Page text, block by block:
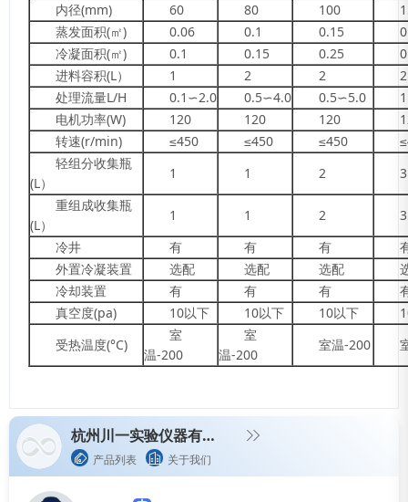
内径(mm)
60 80 100
蒸发面积(㎡)
0.06 0.1 0.15
冷凝面积(㎡)
0.1 0.15 0.25
进料容积(L）
1 2 2
2
处理流量L/H
0.1∽2.0 0.5∽4.0 0.5∽5.0
电机功率(W)
120 120 120
转速(r/min)
≤450 ≤450 ≤450
轻组分收集瓶
(L）
1 1 2
3
重组成收集瓶
(L）
1 1 2
3
冷井
有 有 有
外置冷凝装置
选配 选配 选配
冷却装置
有 有 有
真空度(pa)
10以下 10以下 10以下
受热温度(°C)
室
温-200
室
温-200
室温-200
杭州川一实验仪器有限公司
产品列表 关于我们